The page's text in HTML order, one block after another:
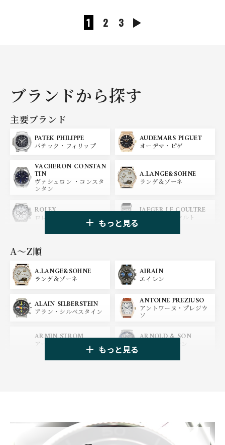
1 2 3
ブランドから探す
主要ブランド
PATEK PHILIPPE
パテック・フィリップ
AUDEMARS PIGUET
オーデマ・ピゲ
VACHERON CONSTAN
TIN
ヴァシュロン ・コンスタ
ンタン
A.LANGE&SOHNE
ランゲ＆ゾーネ
ROLEX
ロレックス
JAEGER LE COULTRE
ジャガー・ルクルト
パネライ
OMEGA
オメガ
BREGUET
ブレゲ
BLANCPAIN
ブランパン
BREITLING
ブライトリング
HUBLOT
ウブロ
ZENITH
BELL＆ROSS
ベル＆ロス
SINN
もっと見る
A〜Z順
A.LANGE&SOHNE
ランゲ＆ゾーネ
AIRAIN
エイレン
ALAIN SILBERSTEIN
アラン・シルベスタイン
ANTOINE PREZIUSO
アントワーヌ・プレジウ
ソ
ARMIN STROM
アーミン・シュトローム
ARNOLD & SON
アーノルド&サン
BAMFORD LONDON
バンフォード・ロンドン
BAUME&MERCIER
ボーム＆メルシエ
もっと見る